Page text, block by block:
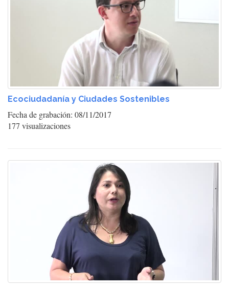
Ecociudadanía y Ciudades Sostenibles
Fecha de grabación: 08/11/2017
177 visualizaciones